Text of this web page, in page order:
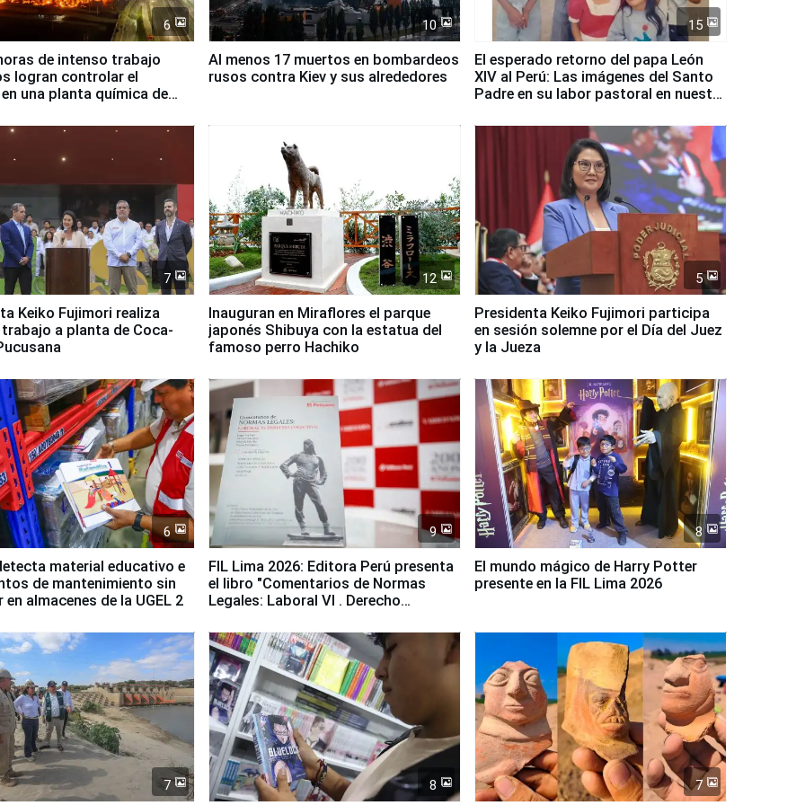
6
de intenso trabajo
logran controlar el
una planta química de
10
Al menos 17 muertos en bombardeos
rusos contra Kiev y sus alrededores
15
El esperado retorno del papa León
XIV al Perú: Las imágenes del Santo
Padre en su labor pastoral en nuestro
7
Keiko Fujimori realiza
a planta de Coca-
12
Inauguran en Miraflores el parque
japonés Shibuya con la estatua del
famoso perro Hachiko
5
Presidenta Keiko Fujimori participa
en sesión solemne por el Día del Juez
y la Jueza
6
material educativo e
de mantenimiento sin
almacenes de la UGEL 2
9
FIL Lima 2026: Editora Perú presenta
el libro "Comentarios de Normas
Legales: Laboral Vl . Derecho
8
El mundo mágico de Harry Potter
presente en la FIL Lima 2026
7 8 7